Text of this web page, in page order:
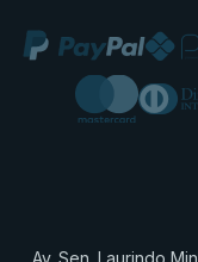
Av. Sen. Laurindo